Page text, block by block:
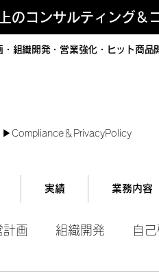
コンサルティング＆
組織開発・営業強化・ヒット商
▶︎Compliance＆PrivacyPolicy
実績 業務内容
計画 組織開発 自